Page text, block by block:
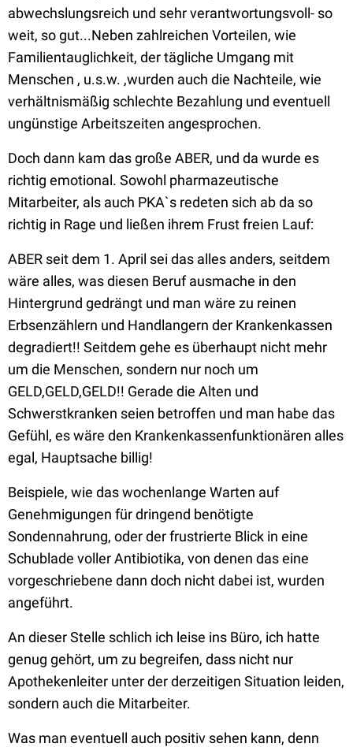
abwechslungsreich und sehr verantwortungsvoll- so
weit, so gut...Neben zahlreichen Vorteilen, wie
Familientauglichkeit, der tägliche Umgang mit
Menschen , u.s.w. ,wurden auch die Nachteile, wie
verhältnismäßig schlechte Bezahlung und eventuell
ungünstige Arbeitszeiten angesprochen.
Doch dann kam das große ABER, und da wurde es
richtig emotional. Sowohl pharmazeutische
Mitarbeiter, als auch PKA`s redeten sich ab da so
richtig in Rage und ließen ihrem Frust freien Lauf:
ABER seit dem 1. April sei das alles anders, seitdem
wäre alles, was diesen Beruf ausmache in den
Hintergrund gedrängt und man wäre zu reinen
Erbsenzählern und Handlangern der Krankenkassen
degradiert!! Seitdem gehe es überhaupt nicht mehr
um die Menschen, sondern nur noch um
GELD,GELD,GELD!! Gerade die Alten und
Schwerstkranken seien betroffen und man habe das
Gefühl, es wäre den Krankenkassenfunktionären alles
egal, Hauptsache billig!
Beispiele, wie das wochenlange Warten auf
Genehmigungen für dringend benötigte
Sondennahrung, oder der frustrierte Blick in eine
Schublade voller Antibiotika, von denen das eine
vorgeschriebene dann doch nicht dabei ist, wurden
angeführt.
An dieser Stelle schlich ich leise ins Büro, ich hatte
genug gehört, um zu begreifen, dass nicht nur
Apothekenleiter unter der derzeitigen Situation leiden,
sondern auch die Mitarbeiter.
Was man eventuell auch positiv sehen kann, denn